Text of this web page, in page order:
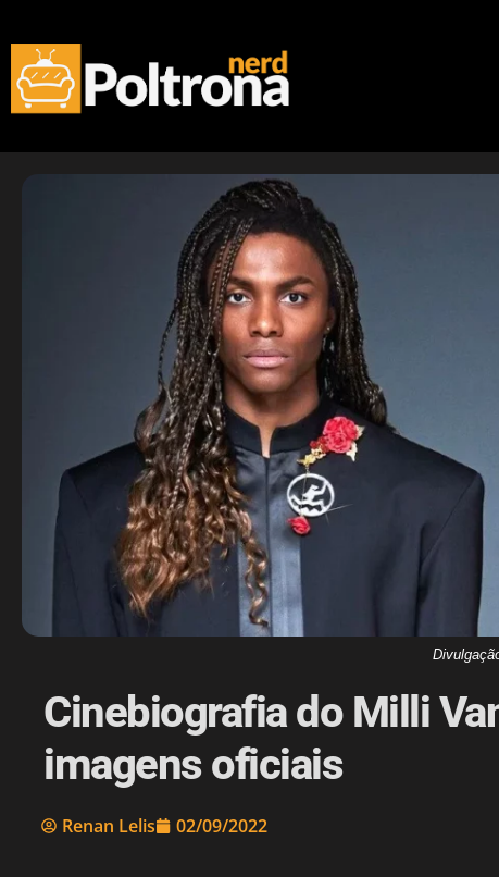
Cinebiografia do Milli
imagens oficiais
Renan Lelis 02/09/2022